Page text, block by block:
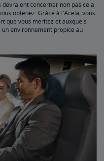
particuliers
personnels
bagages
à la gare
concerner non pas ce à
obtenez. Grâce à l'Acela, vous
que vous méritez et auxquels
environnement propice au